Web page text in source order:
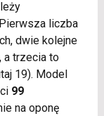
liczba
dwie kolejne
a trzecia to
19). Model
99
na oponę